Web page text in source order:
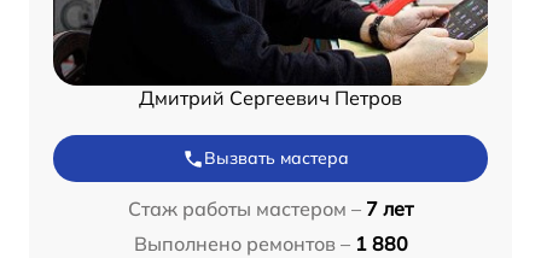
Дмитрий Сергеевич Петров
Вызвать мастера
Стаж работы мастером – 7 лет
Выполнено ремонтов – 1 880